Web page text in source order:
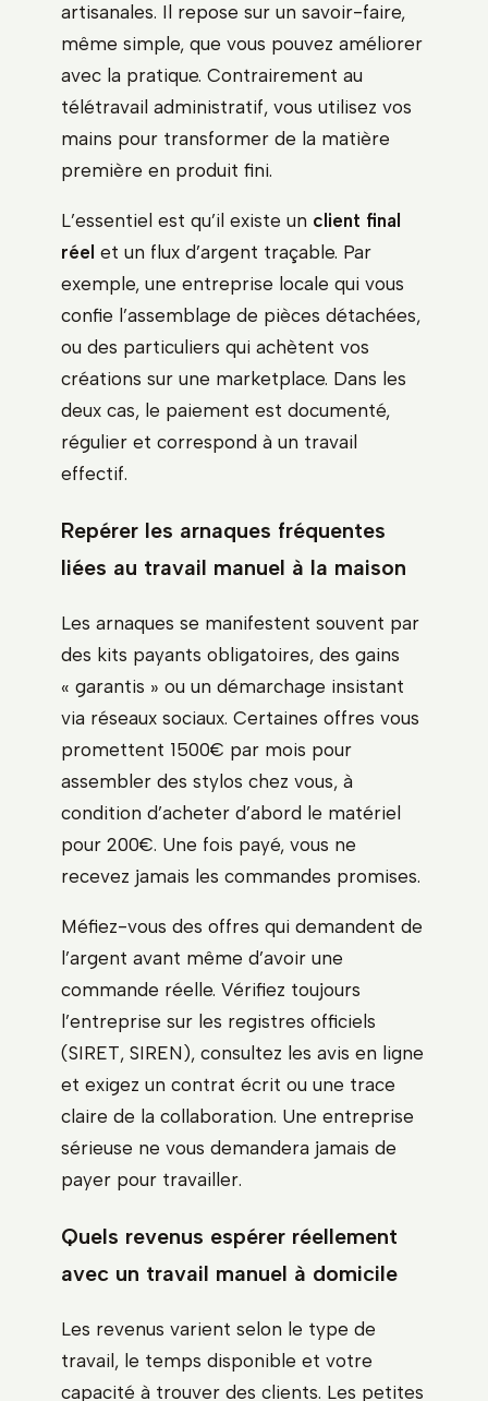
artisanales. Il repose sur un savoir-faire,
même simple, que vous pouvez améliorer
avec la pratique. Contrairement au
télétravail administratif, vous utilisez vos
mains pour transformer de la matière
première en produit fini.
L’essentiel est qu’il existe un client final
réel et un flux d’argent traçable. Par
exemple, une entreprise locale qui vous
confie l’assemblage de pièces détachées,
ou des particuliers qui achètent vos
créations sur une marketplace. Dans les
deux cas, le paiement est documenté,
régulier et correspond à un travail
effectif.
Repérer les arnaques fréquentes
liées au travail manuel à la maison
Les arnaques se manifestent souvent par
des kits payants obligatoires, des gains
« garantis » ou un démarchage insistant
via réseaux sociaux. Certaines offres vous
promettent 1500€ par mois pour
assembler des stylos chez vous, à
condition d’acheter d’abord le matériel
pour 200€. Une fois payé, vous ne
recevez jamais les commandes promises.
Méfiez-vous des offres qui demandent de
l’argent avant même d’avoir une
commande réelle. Vérifiez toujours
l’entreprise sur les registres officiels
(SIRET, SIREN), consultez les avis en ligne
et exigez un contrat écrit ou une trace
claire de la collaboration. Une entreprise
sérieuse ne vous demandera jamais de
payer pour travailler.
Quels revenus espérer réellement
avec un travail manuel à domicile
Les revenus varient selon le type de
travail, le temps disponible et votre
capacité à trouver des clients. Les petites